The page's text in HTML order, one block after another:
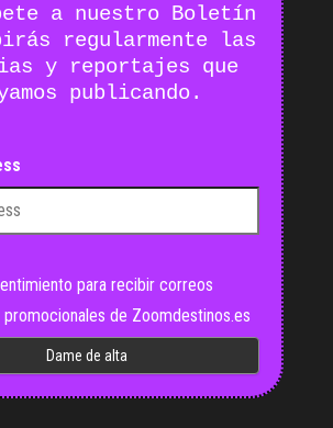
a nuestro Boletín
regularmente las
y reportajes que
publicando.
para recibir correos
de Zoomdestinos.es